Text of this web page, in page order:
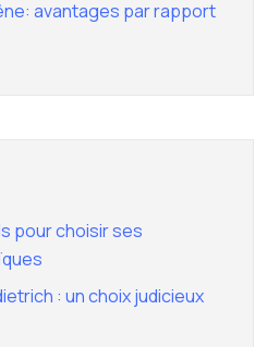
avantages par rapport
pour choisir ses
: un choix judicieux